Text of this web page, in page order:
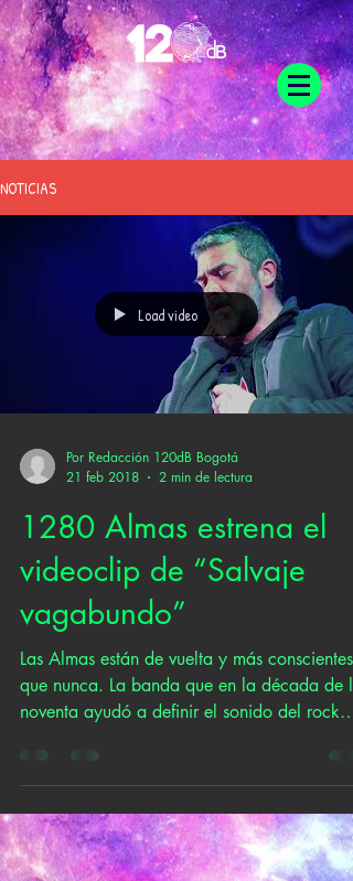
NOTICIAS
Load video
Por Redacción 120dB Bogotá
21 feb 2018
2 min de lectura
1280 Almas estrena el
videoclip de “Salvaje
vagabundo”
Las Almas están de vuelta y más conscientes
que nunca. La banda que en la década de
noventa ayudó a definir el sonido del rock